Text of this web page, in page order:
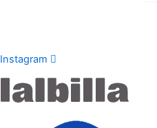
Instagram